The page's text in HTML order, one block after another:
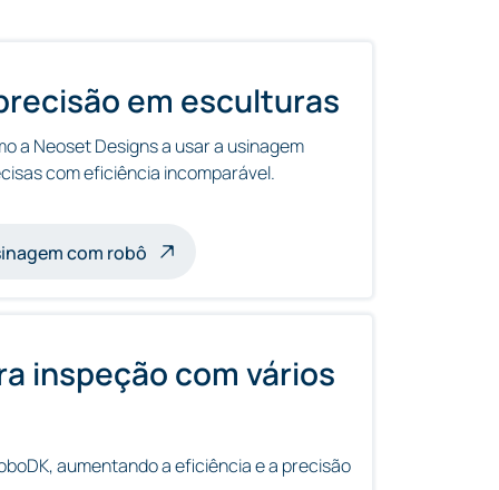
em esculturas
a Neoset Designs a usar a usinagem
com eficiência incomparável.
robôs com robô
inspeção com vários
aumentando a eficiência e a precisão